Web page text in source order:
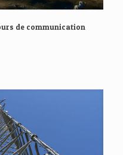
de communication